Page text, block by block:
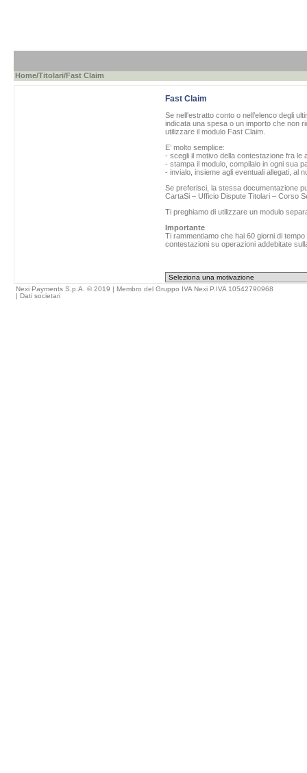
Home/Titolari/Fast Claim
Fast Claim
Se nell'estratto conto o nell’elenco degli
indicata una spesa o un importo che non
utilizzare il modulo Fast Claim.
E’ molto semplice:
- scegli il motivo della contestazione fra le
- stampa il modulo, compilalo in ogni sua
- invialo, insieme agli eventuali allegati, al
Se preferisci, la stessa documentazione
CartaSi – Ufficio Dispute Titolari – Corso
Ti preghiamo di utilizzare un modulo
Importante
Ti rammentiamo che hai 60 giorni di
contestazioni su operazioni addebitate
Nexi Payments S.p.A. © 2019 | Membro del Gruppo IVA Nexi P.IVA 10542790968
| Dati societari